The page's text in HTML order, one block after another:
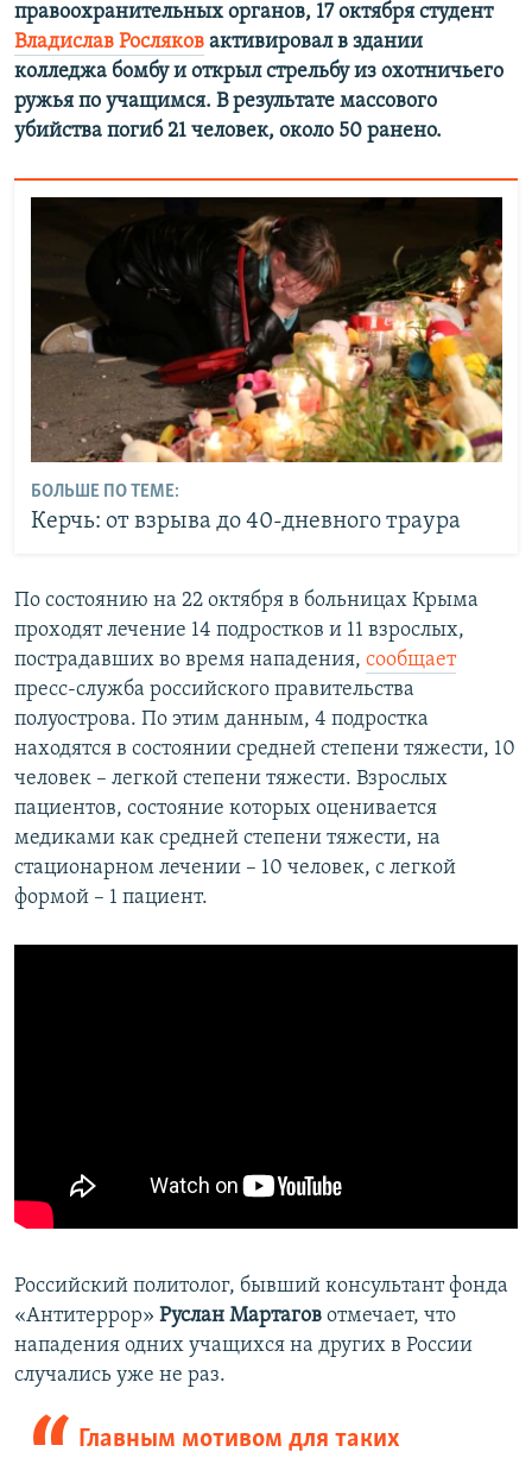
правоохранительных органов, 17 октября студент
Владислав Росляков активировал в здании
колледжа бомбу и открыл стрельбу из охотничьего
ружья по учащимся. В результате массового
убийства погиб 21 человек, около 50 ранено.
БОЛЬШЕ ПО ТЕМЕ:
Керчь: от взрыва до 40-дневного траура
​По состоянию на 22 октября в больницах Крыма
проходят лечение 14 подростков и 11 взрослых,
пострадавших во время нападения, сообщает
пресс-служба российского правительства
полуострова. По этим данным, 4 подростка
находятся в состоянии средней степени тяжести, 10
человек – легкой степени тяжести. Взрослых
пациентов, состояние которых оценивается
медиками как средней степени тяжести, на
стационарном лечении – 10 человек, с легкой
формой – 1 пациент.
Российский политолог, бывший консультант фонда
«Антитеррор» Руслан Мартагов отмечает, что
нападения одних учащихся на других в России
случались уже не раз.
Главным мотивом для таких